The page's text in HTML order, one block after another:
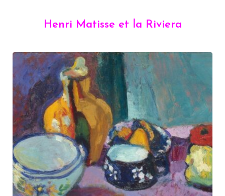
Henri Matisse et la Riviera